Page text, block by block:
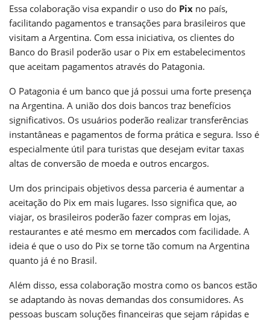
Essa colaboração visa expandir o uso do Pix no país,
facilitando pagamentos e transações para brasileiros que
visitam a Argentina. Com essa iniciativa, os clientes do
Banco do Brasil poderão usar o Pix em estabelecimentos
que aceitam pagamentos através do Patagonia.
O Patagonia é um banco que já possui uma forte presença
na Argentina. A união dos dois bancos traz benefícios
significativos. Os usuários poderão realizar transferências
instantâneas e pagamentos de forma prática e segura. Isso é
especialmente útil para turistas que desejam evitar taxas
altas de conversão de moeda e outros encargos.
Um dos principais objetivos dessa parceria é aumentar a
aceitação do Pix em mais lugares. Isso significa que, ao
viajar, os brasileiros poderão fazer compras em lojas,
restaurantes e até mesmo em mercados com facilidade. A
ideia é que o uso do Pix se torne tão comum na Argentina
quanto já é no Brasil.
Além disso, essa colaboração mostra como os bancos estão
se adaptando às novas demandas dos consumidores. As
pessoas buscam soluções financeiras que sejam rápidas e